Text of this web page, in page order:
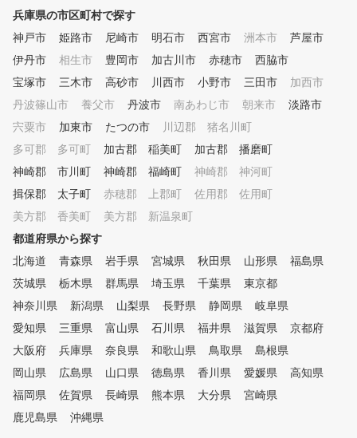
兵庫県の市区町村で探す
神戸市
姫路市 尼崎市 明石市 西宮市 洲本市
芦屋市
伊丹市
相生市 豊岡市 加古川市 赤穂市
西脇市
宝塚市
三木市 高砂市 川西市 小野市 三田市
加西市
丹波篠山市
養父市 丹波市 南あわじ市 朝来市
淡路市
宍粟市
加東市 たつの市
川辺郡 猪名川町
多可郡 多可町
加古郡 稲美町
加古郡 播磨町
神崎郡 市川町
神崎郡 福崎町
神崎郡 神河町
揖保郡 太子町
赤穂郡 上郡町
佐用郡 佐用町
美方郡 香美町
美方郡 新温泉町
都道府県から探す
北海道
青森県 岩手県 宮城県 秋田県 山形県
福島県
茨城県
栃木県 群馬県 埼玉県 千葉県
東京都
神奈川県
新潟県 山梨県 長野県 静岡県
岐阜県
愛知県
三重県 富山県 石川県 福井県 滋賀県
京都府
大阪府
兵庫県 奈良県 和歌山県 鳥取県
島根県
岡山県
広島県 山口県 徳島県 香川県 愛媛県
高知県
福岡県
佐賀県 長崎県 熊本県 大分県
宮崎県
鹿児島県
沖縄県